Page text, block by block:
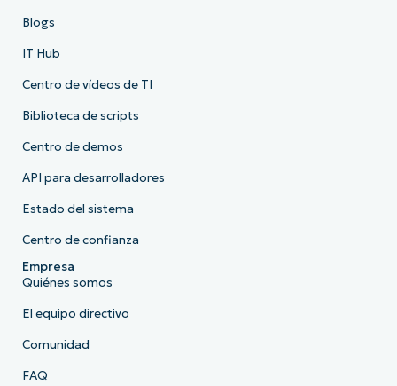
Blogs
IT Hub
Centro de vídeos de TI
Biblioteca de scripts
Centro de demos
API para desarrolladores
Estado del sistema
Centro de confianza
Empresa
Quiénes somos
El equipo directivo
Comunidad
FAQ